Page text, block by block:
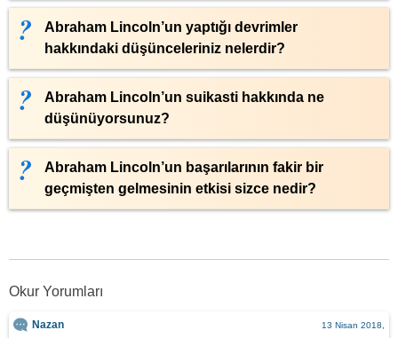
Abraham Lincoln’un yaptığı devrimler
hakkındaki düşünceleriniz nelerdir?
Abraham Lincoln’un suikasti hakkında ne
düşünüyorsunuz?
Abraham Lincoln’un başarılarının fakir bir
geçmişten gelmesinin etkisi sizce nedir?
Okur Yorumları
Nazan 13 Nisan 2018,